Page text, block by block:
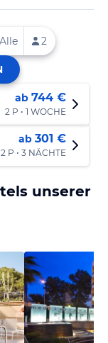
ab 744 €
2 P • 1 WOCHE
ab 301 €
2 P • 3 NÄCHTE
unserer